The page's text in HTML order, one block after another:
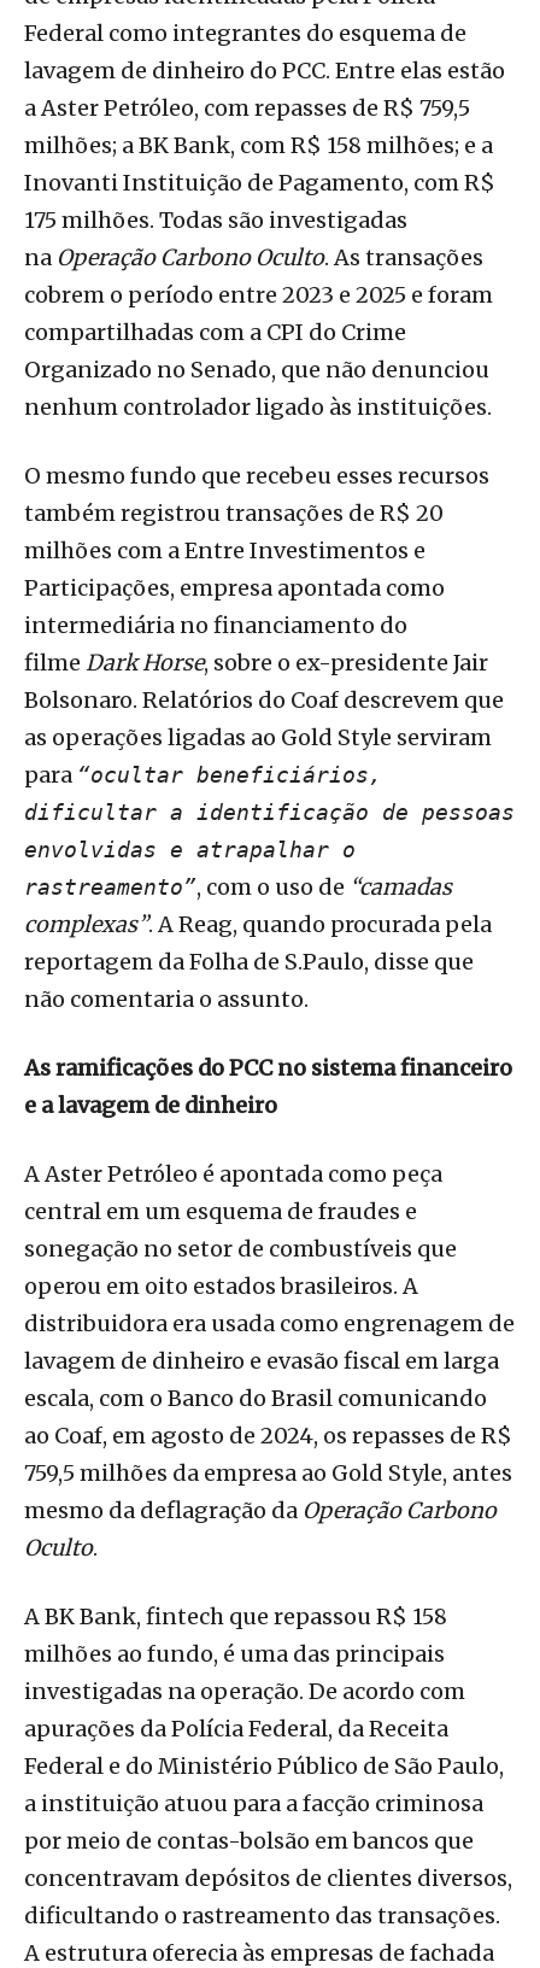
Federal como integrantes do esquema de
lavagem de dinheiro do PCC. Entre elas estão
a Aster Petróleo, com repasses de R$ 759,5
milhões; a BK Bank, com R$ 158 milhões; e a
Inovanti Instituição de Pagamento, com R$
175 milhões. Todas são investigadas
na Operação Carbono Oculto. As transações
cobrem o período entre 2023 e 2025 e foram
compartilhadas com a CPI do Crime
Organizado no Senado, que não denunciou
nenhum controlador ligado às instituições.
O mesmo fundo que recebeu esses recursos
também registrou transações de R$ 20
milhões com a Entre Investimentos e
Participações, empresa apontada como
intermediária no financiamento do
filme Dark Horse, sobre o ex-presidente Jair
Bolsonaro. Relatórios do Coaf descrevem que
as operações ligadas ao Gold Style serviram
para “ocultar beneficiários,
dificultar a identificação de pessoas
envolvidas e atrapalhar o
rastreamento”, com o uso de “camadas
complexas”. A Reag, quando procurada pela
reportagem da Folha de S.Paulo, disse que
não comentaria o assunto.
As ramificações do PCC no sistema financeiro
e a lavagem de dinheiro
A Aster Petróleo é apontada como peça
central em um esquema de fraudes e
sonegação no setor de combustíveis que
operou em oito estados brasileiros. A
distribuidora era usada como engrenagem de
lavagem de dinheiro e evasão fiscal em larga
escala, com o Banco do Brasil comunicando
ao Coaf, em agosto de 2024, os repasses de R$
759,5 milhões da empresa ao Gold Style, antes
mesmo da deflagração da Operação Carbono
Oculto.
A BK Bank, fintech que repassou R$ 158
milhões ao fundo, é uma das principais
investigadas na operação. De acordo com
apurações da Polícia Federal, da Receita
Federal e do Ministério Público de São Paulo,
a instituição atuou para a facção criminosa
por meio de contas-bolsão em bancos que
concentravam depósitos de clientes diversos,
dificultando o rastreamento das transações.
A estrutura oferecia às empresas de fachada